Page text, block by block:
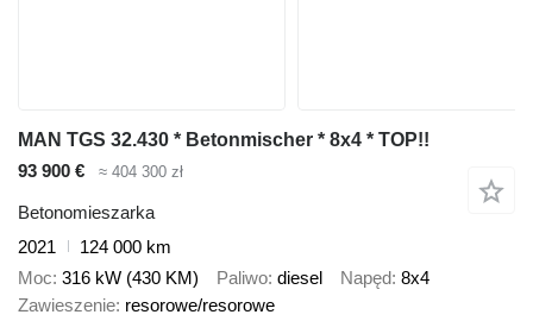
MAN TGS 32.430 * Betonmischer * 8x4 * TOP!!
93 900 €
≈ 404 300 zł
Betonomieszarka
2021
124 000 km
Moc 316 kW (430 KM) Paliwo diesel Napęd 8x4
Zawieszenie resorowe/resorowe